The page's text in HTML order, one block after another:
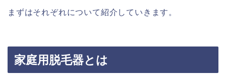
まずはそれぞれについて紹介していきます。
家庭用脱毛器とは